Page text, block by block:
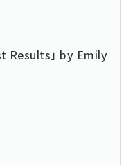
Results」 by Emily